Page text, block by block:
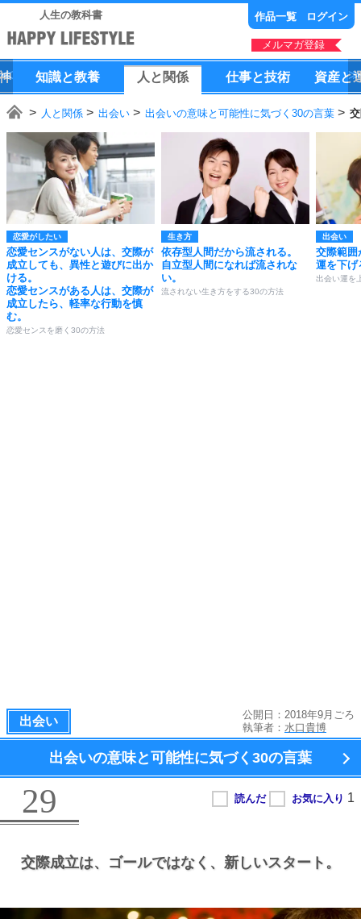
人生の教科書 作品一覧 ログイン
メルマガ登録
知識と教養 人 と 関係 仕事と技術 資産と
人と関係 出会い 出会いの意味と可能性に気づく30の言葉
恋愛がしたい
恋愛センスがない人は、交際が
成立しても、異性と遊びに出か
ける。
恋愛センスがある人は、交際が
成立したら、軽率な行動を慎
む。
恋愛センスを磨く30の方法
生き方
依存型人間だから流される。
自立型人間になれば流されな
い。
流されない生き方をする30の方法
出会い
交際範囲
運を下げ
出会い運を
出会い
公開日：2018年9月ごろ
執筆者： 水口貴博
出会いの意味と可能性に気づく 30の言葉
29
交際成立は、 ゴールではなく、 新しいスタート。